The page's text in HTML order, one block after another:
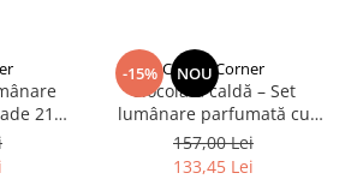
210g
-15% NOU
Candle Corner
Ciocolată caldă – Set
lumânare parfumată cu
accesorii elegante
157,00 Lei
133,45 Lei